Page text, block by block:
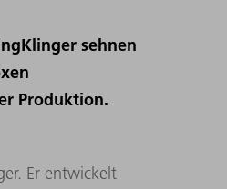
sehnen
Produktion.
Er entwickelt